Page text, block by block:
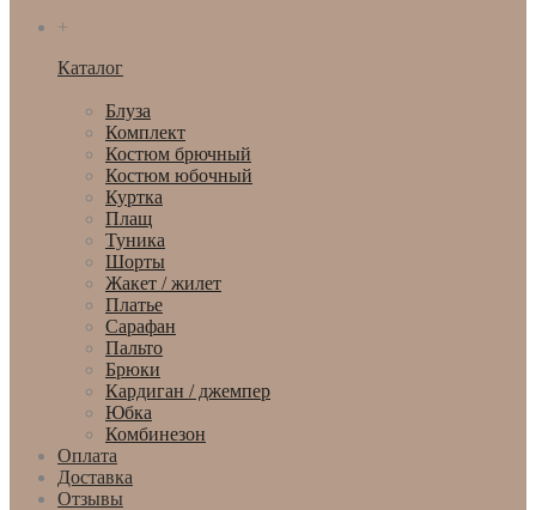
+
Каталог
Блуза
Комплект
Костюм брючный
Костюм юбочный
Куртка
Плащ
Туника
Шорты
Жакет / жилет
Платье
Сарафан
Пальто
Брюки
Кардиган / джемпер
Юбка
Комбинезон
Оплата
Доставка
Отзывы